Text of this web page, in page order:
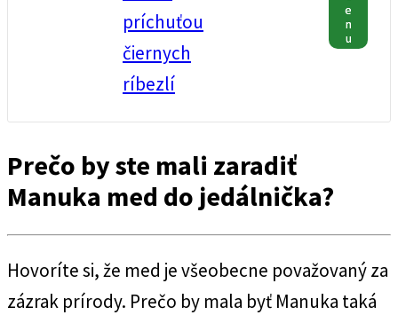
príchuťou
čiernych
ríbezlí
e
n
u
Prečo by ste mali zaradiť
Manuka med do jedálnička?
Hovoríte si, že med je všeobecne považovaný za
zázrak prírody. Prečo by mala byť Manuka taká